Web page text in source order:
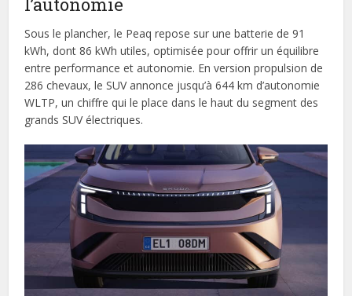
Sous le plancher, le Peaq repose sur une batterie de 91
kWh, dont 86 kWh utiles, optimisée pour offrir un équilibre
entre performance et autonomie. En version propulsion de
286 chevaux, le SUV annonce jusqu’à 644 km d’autonomie
WLTP, un chiffre qui le place dans le haut du segment des
grands SUV électriques.